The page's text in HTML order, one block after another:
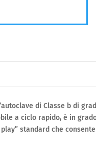
di Classe b di
a ciclo rapido, è in
standard che